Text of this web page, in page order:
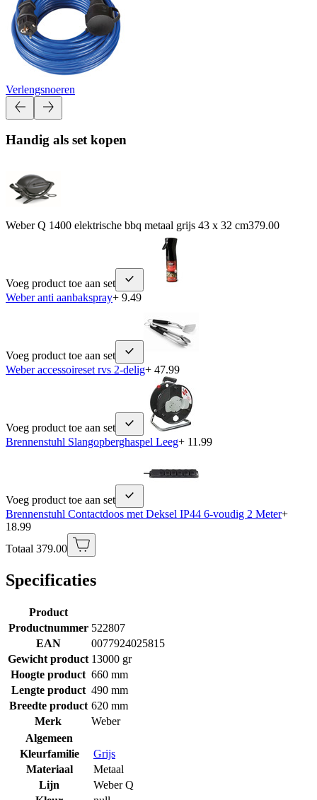
Verlengsnoeren
Handig als set kopen
Weber Q 1400 elektrische bbq metaal grijs 43 x 32 cm379.00
Voeg product toe aan set
Weber anti aanbakspray+ 9.49
Voeg product toe aan set
Weber accessoireset rvs 2-delig+ 47.99
Voeg product toe aan set
Brennenstuhl Slangopberghaspel Leeg+ 11.99
Voeg product toe aan set
Brennenstuhl Contactdoos met Deksel IP44 6-voudig 2 Meter+
18.99
Totaal 379.00
Specificaties
Product
Productnummer 522807
EAN
0077924025815
Gewicht product 13000 gr
Hoogte product 660 mm
Lengte product 490 mm
Breedte product 620 mm
Merk
Weber
Algemeen
Kleurfamilie
Grijs
Materiaal
Metaal
Lijn
Weber Q